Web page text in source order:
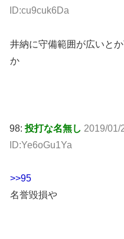
ID:cu9cuk6Da
井納に守備範囲が広いと
か
98:投打な名無し 2019/01/
ID:Ye6oGu1Ya
>>95
名誉毀損や